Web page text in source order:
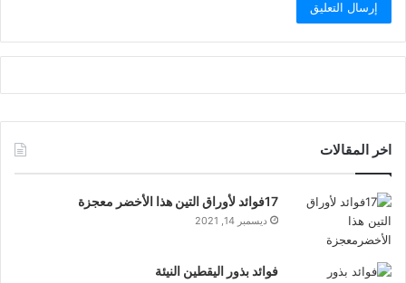
اخر المقالات
17فوائد لأوراق التين هذا الأخضر معجزة
ديسمبر 14, 2021
فوائد بذور اليقطين النيئة